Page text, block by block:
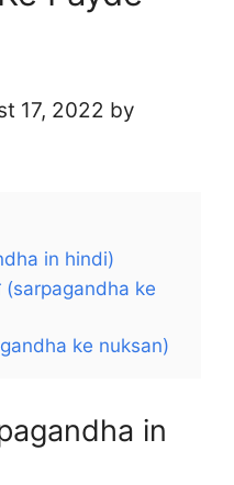
17, 2022 by
in hindi)
(sarpagandha ke
ke nuksan)
in